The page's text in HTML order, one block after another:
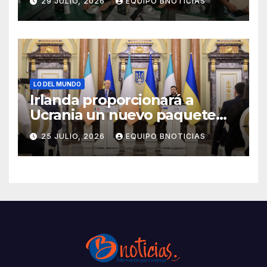
LO DEL MUNDO
Irlanda proporcionará a
Ucrania un nuevo paquete
de ayuda de 125 millones de
euros
25 JULIO, 2026 EQUIPO BNOTICIAS